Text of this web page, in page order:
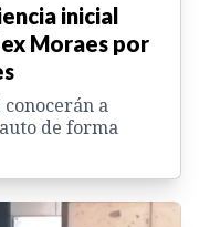
inicial
Moraes por
a
de forma